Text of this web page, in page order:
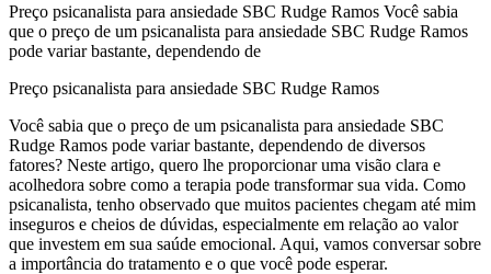
Preço psicanalista para ansiedade SBC Rudge Ramos Você sabia
que o preço de um psicanalista para ansiedade SBC Rudge Ramos
pode variar bastante, dependendo de
Preço psicanalista para ansiedade SBC Rudge Ramos
Você sabia que o preço de um psicanalista para ansiedade SBC
Rudge Ramos pode variar bastante, dependendo de diversos
fatores? Neste artigo, quero lhe proporcionar uma visão clara e
acolhedora sobre como a terapia pode transformar sua vida. Como
psicanalista, tenho observado que muitos pacientes chegam até mim
inseguros e cheios de dúvidas, especialmente em relação ao valor
que investem em sua saúde emocional. Aqui, vamos conversar sobre
a importância do tratamento e o que você pode esperar.